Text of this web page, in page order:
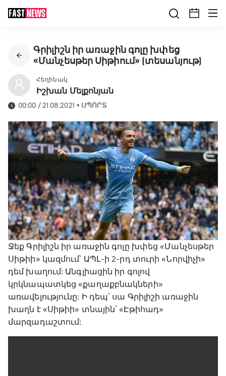
Գրիլիշն իր առաջին գոլը խփեց
«Մանչեսթեր Սիթիում» (տեսանյութ)
Հեղինակ
Իշխան Մելքոնյան
00:00 / 21.08.2021 • ՍՊՈՐՏ
Ջեք Գրիլիշն իր առաջին գոլը խփեց «Մանչեսթեր
Սիթիի» կազմում՝ ԱՊԼ-ի 2-րդ տուրի «Նորվիչի»
դեմ խաղում: Անգլիացին իր գոլով
կրկնապատկեց «քաղաքբնակների»
առավելությունը: Ի դեպ՝ սա Գրիլիշի առաջին
խաղն է «Սիթիի» տնային՝ «Էթիհադ»
մարզադաշտում: